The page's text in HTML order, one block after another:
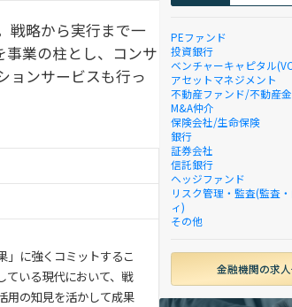
戦略から実行まで一
事業の柱とし、コンサ
ョンサービスも行っ
」に強くコミットするこ
ている現代において、戦
用の知見を活かして成果
PEファンド
投資銀行
ベンチャーキャピタル
アセットマネジメント
不動産ファンド/不動産
M&A仲介
保険会社/生命保険
銀行
証券会社
信託銀行
ヘッジファンド
リスク管理・監査(監査
ィ)
その他
金融機関の求